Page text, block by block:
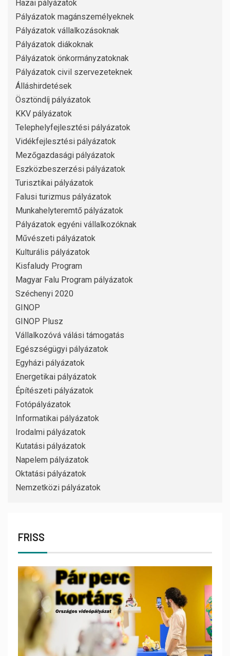
Hazai pályázatok
Pályázatok magánszemélyeknek
Pályázatok vállalkozásoknak
Pályázatok diákoknak
Pályázatok önkormányzatoknak
Pályázatok civil szervezeteknek
Álláshirdetések
Ösztöndíj pályázatok
KKV pályázatok
Telephelyfejlesztési pályázatok
Vidékfejlesztési pályázatok
Mezőgazdasági pályázatok
Eszközbeszerzési pályázatok
Turisztikai pályázatok
Falusi turizmus pályázatok
Munkahelyteremtő pályázatok
Pályázatok egyéni vállalkozóknak
Művészeti pályázatok
Kulturális pályázatok
Kisfaludy Program
Magyar Falu Program pályázatok
Széchenyi 2020
GINOP
GINOP Plusz
Vállalkozóvá válási támogatás
Egészségügyi pályázatok
Egyházi pályázatok
Energetikai pályázatok
Építészeti pályázatok
Fotópályázatok
Informatikai pályázatok
Irodalmi pályázatok
Kutatási pályázatok
Napelem pályázatok
Oktatási pályázatok
Nemzetközi pályázatok
FRISS